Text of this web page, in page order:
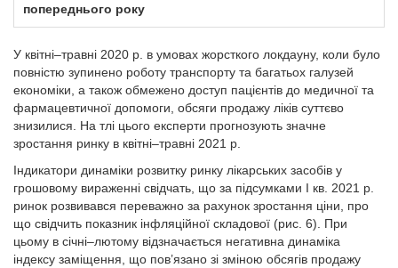
попереднього року
У квітні–травні 2020 р. в умовах жорсткого локдауну, коли було
повністю зупинено роботу транс­порту та багатьох галузей
економіки, а також обмежено доступ пацієнтів до медичної та
фармацевтичної допомоги, обсяги продажу ліків суттєво
знизилися. На тлі цього експерти прогнозують значне
зростання ринку в квітні–травні 2021 р.
Індикатори динаміки розвитку ринку лікарських засобів у
грошовому вираженні свідчать, що за підсумками I кв. 2021 р.
ринок розвивався переважно за рахунок зростання ціни, про
що свідчить показник інфляційної складової (рис. 6). При
цьому в січні–лютому відзначається негативна динаміка
індексу заміщення, що пов’язано зі зміною обсягів продажу